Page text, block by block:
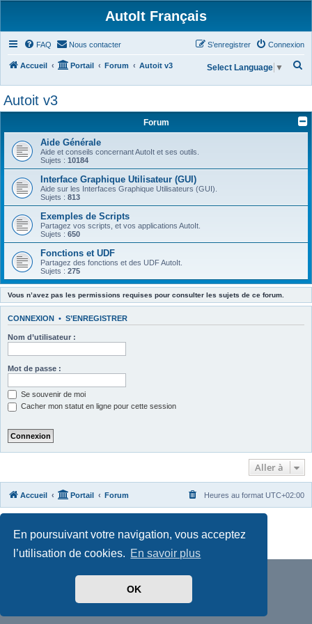
En poursuivant votre navigation, vous acceptez
l’utilisation de cookies. En savoir plus
OK
AutoIt Français
FAQ Nous contacter Connexion
S’enregistrer
Accueil Portail Forum Autoit v3
h
e
Select Language ▼
Autoit v3
Forum
Aide Générale
Aide et conseils concernant AutoIt et ses outils.
Sujets : 10184
Interface Graphique Utilisateur (GUI)
Aide sur les Interfaces Graphique Utilisateurs (GUI).
Sujets : 813
Exemples de Scripts
Partagez vos scripts, et vos applications AutoIt.
Sujets : 650
Fonctions et UDF
Partagez des fonctions et des UDF AutoIt.
Sujets : 275
Vous n’avez pas les permissions requises pour consulter les sujets de ce forum.
CONNEXION • S’ENREGISTRER
Nom d’utilisateur :
Mot de passe :
Se souvenir de moi
Cacher mon statut en ligne pour cette session
Aller à
Accueil Portail Forum Heures au format UTC+02:00
Traduit parphpBB-fr.com